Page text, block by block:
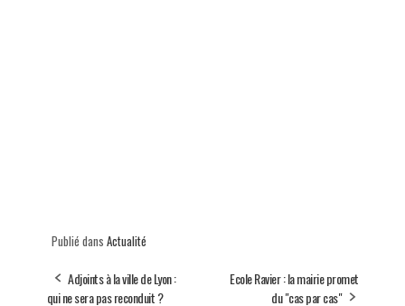
Publié dans Actualité
Adjoints à la ville de Lyon :
qui ne sera pas reconduit ?
Ecole Ravier : la mairie promet
du "cas par cas"